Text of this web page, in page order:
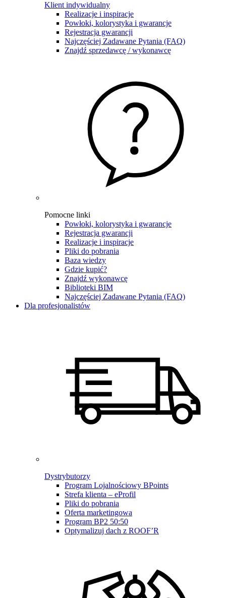
Klient indywidualny
Realizacje i inspiracje
Powłoki, kolorystyka i gwarancje
Rejestracja gwarancji
Najczęściej Zadawane Pytania (FAQ)
Znajdź sprzedawcę / wykonawcę
Pomocne linki
Powłoki, kolorystyka i gwarancje
Rejestracja gwarancji
Realizacje i inspiracje
Pliki do pobrania
Baza wiedzy
Gdzie kupić?
Znajdź wykonawcę
Biblioteki BIM
Najczęściej Zadawane Pytania (FAQ)
Dla profesjonalistów
Dystrybutorzy
Program Lojalnościowy BPoints
Strefa klienta – eProfil
Pliki do pobrania
Oferta marketingowa
Program BP2 50:50
Optymalizuj dach z ROOF’R